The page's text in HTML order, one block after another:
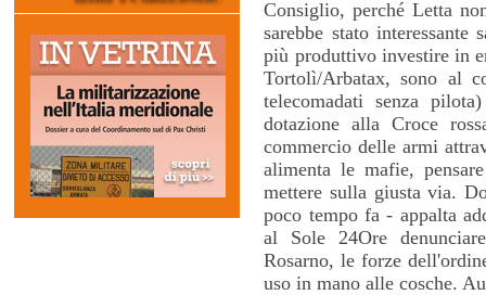
Consiglio, perché Letta
sarebbe stato interessante
più produttivo investire in
Tortolì/Arbatax, sono al
telecomadati senza
dotazione alla Croce
commercio delle armi
alimenta le mafie,
mettere sulla giusta via.
poco tempo fa - appalta
al Sole 24Ore
Rosarno, le forze
uso in mano alle cosche.